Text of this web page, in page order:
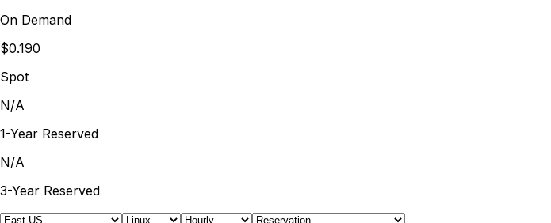
On Demand
$0.190
Spot
N/A
1-Year Reserved
N/A
3-Year Reserved